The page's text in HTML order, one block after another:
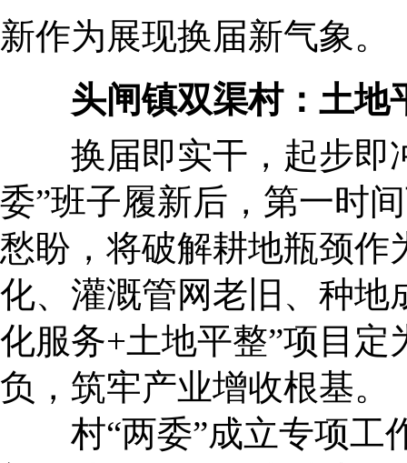
新作为展现换届新气象。
头闸镇双渠村：土地
换届即实干，起步即
委”班子履新后，第一时
愁盼，将破解耕地瓶颈作
化、灌溉管网老旧、种地
化服务+土地平整”项目定
负，筑牢产业增收根基。
村“两委”成立专项工